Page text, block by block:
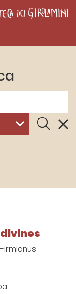
Cerca